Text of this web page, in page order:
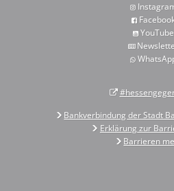
YouTube
Bankverbindung der Stadt
Erklärung zur
Barrieren